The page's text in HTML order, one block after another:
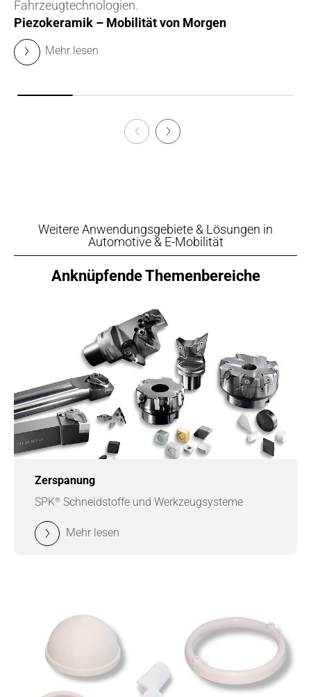
Fahrzeugtechnologien.
Piezokeramik – Mobilität von Morgen
Mehr lesen
Weitere Anwendungsgebiete & Lösungen in
Automotive & E-Mobilität
Anknüpfende Themenbereiche
Zerspanung
SPK® Schneidstoffe und Werkzeugsysteme
Mehr lesen